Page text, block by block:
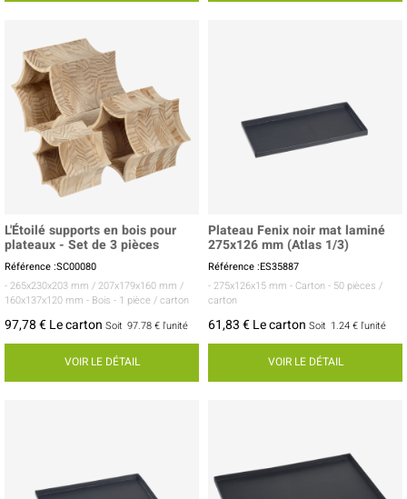
L'Étoilé supports en bois pour
plateaux - Set de 3 pièces
Référence :SC00080
- 265x230x203 mm / 207x179x160 mm /
160x137x120 mm - Bois - 1 pièce / carton
97,78 € Le carton Soit 97.78 € l'unité
VOIR LE DÉTAIL
Plateau Fenix noir mat laminé
275x126 mm (Atlas 1/3)
Référence :ES35887
- 275x126x15 mm - Carton - 50 pièces /
carton
61,83 € Le carton Soit 1.24 € l'unité
VOIR LE DÉTAIL